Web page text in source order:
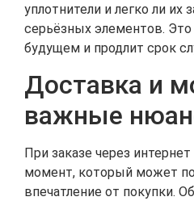
уплотнители и легко ли их
серьёзных элементов.
будущем и продлит срок
Доставка и
важные
При заказе через
момент, который может
впечатление от покупки.